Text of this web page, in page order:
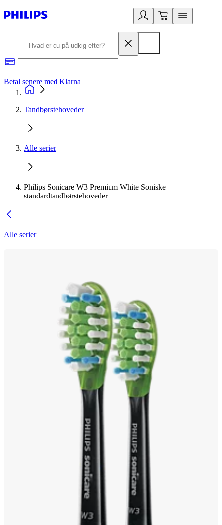
Betal senere med Klarna
Tandbørstehoveder
Alle serier
Philips Sonicare W3 Premium White Soniske
standardtandbørstehoveder
Alle serier